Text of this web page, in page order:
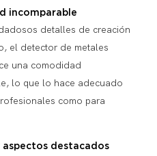
incomparable
detalles de creación
el detector de metales
una comodidad
lo que lo hace adecuado
como para
aspectos destacados